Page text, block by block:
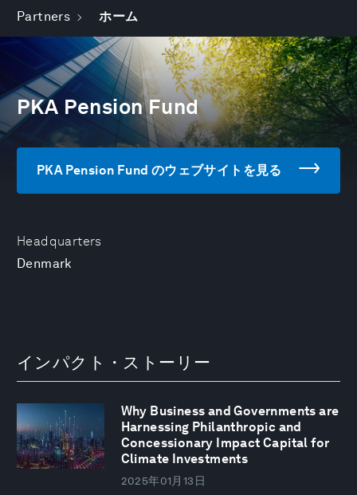
Partners ホーム
Headquarters
Denmark
PKA Pension Fund
PKA Pension Fund のウェブサイトを見る
インパクト・ストーリー
Why Business and Governments are
Harnessing Philanthropic and
Concessionary Impact Capital for
Climate Investments
2025年01月13日